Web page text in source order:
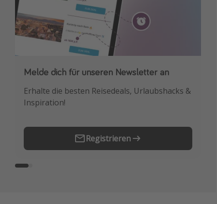
Melde dich für unseren Newsletter an
Erhalte die besten Reisedeals, Urlaubshacks &
Inspiration!
Registrieren
Downloade unsere App
Buche die besten Reiseschnäppchen als
Erstes.